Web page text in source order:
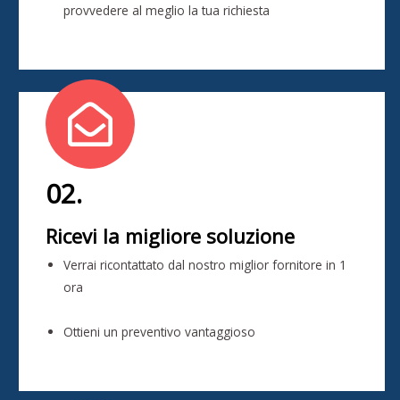
provvedere al meglio la tua richiesta
02.
Ricevi la migliore soluzione
Verrai ricontattato dal nostro miglior fornitore in 1
ora
Ottieni un preventivo vantaggioso